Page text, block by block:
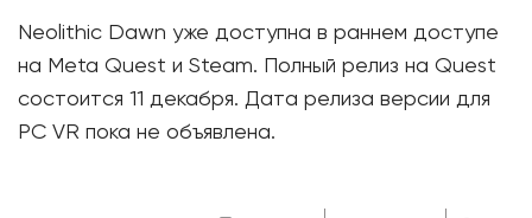
Neolithic Dawn уже доступна в раннем доступе
на Meta Quest и Steam. Полный релиз на Quest
состоится 11 декабря. Дата релиза версии для
PC VR пока не объявлена.